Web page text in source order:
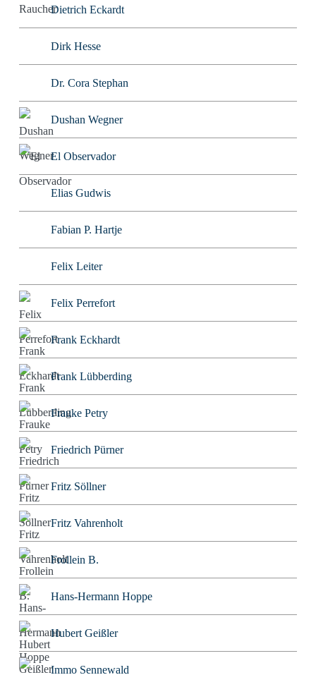
Dietrich Eckardt
Dirk Hesse
Dr. Cora Stephan
Dushan Wegner
El Observador
Elias Gudwis
Fabian P. Hartje
Felix Leiter
Felix Perrefort
Frank Eckhardt
Frank Lübberding
Frauke Petry
Friedrich Pürner
Fritz Söllner
Fritz Vahrenholt
Frollein B.
Hans-Hermann Hoppe
Hubert Geißler
Immo Sennewald